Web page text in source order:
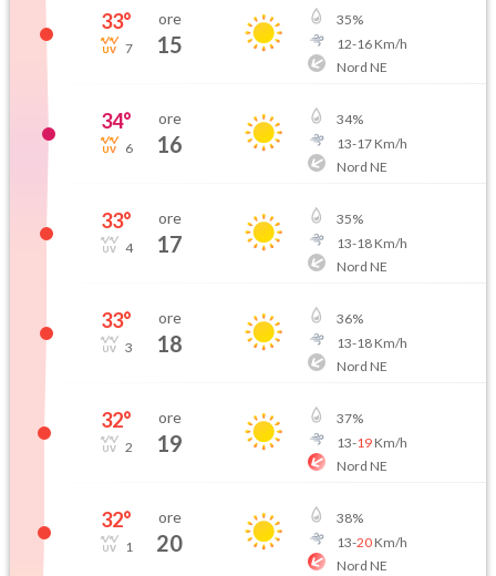
33°
7
ore
15
35%
12-16Km/h
Nord NE
34°
6
ore
16
34%
13-17Km/h
Nord NE
33°
4
ore
17
35%
13-18Km/h
Nord NE
33°
3
ore
18
36%
13-18Km/h
Nord NE
32°
2
ore
19
37%
13-19Km/h
Nord NE
32°
1
ore
20
38%
13-20Km/h
Nord NE